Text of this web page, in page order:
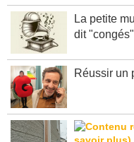
La petite